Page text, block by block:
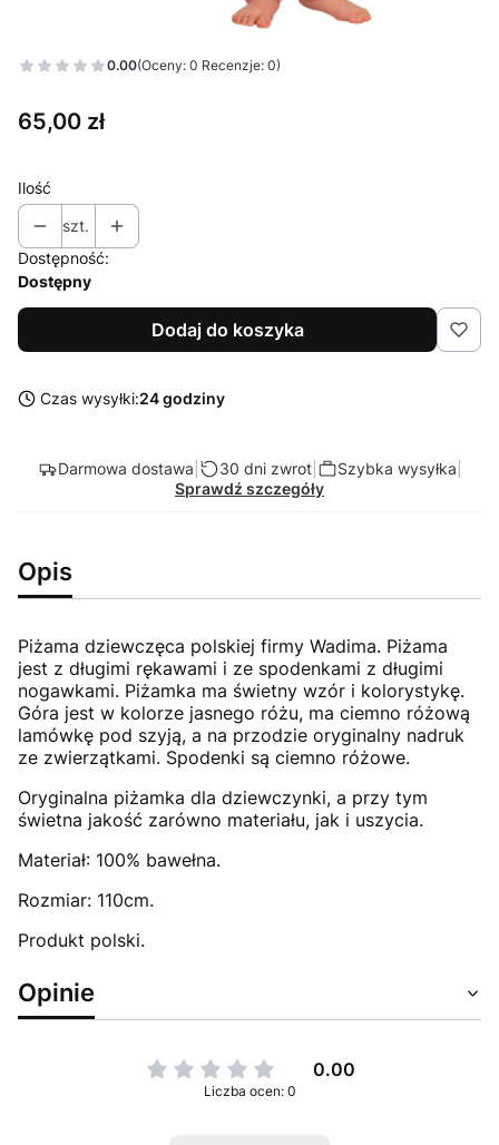
0.00(Oceny: 0 Recenzje: 0)
Cena
65,00 zł
Ilość
szt.
Dostępność:
Dostępny
Dodaj do koszyka
Czas wysyłki:24 godziny
Darmowa dostawa 30 dni zwrot| Szybka wysyłka
Sprawdź szczegóły
Opis
Piżama dziewczęca polskiej firmy Wadima. Piżama
jest z długimi rękawami i ze spodenkami z długimi
nogawkami. Piżamka ma świetny wzór i kolorystykę.
Góra jest w kolorze jasnego różu, ma ciemno różową
lamówkę pod szyją, a na przodzie oryginalny nadruk
ze zwierzątkami. Spodenki są ciemno różowe.
Oryginalna piżamka dla dziewczynki, a przy tym
świetna jakość zarówno materiału, jak i uszycia.
Materiał: 100% bawełna.
Rozmiar: 110cm.
Produkt polski.
Opinie
0.00
Liczba ocen: 0